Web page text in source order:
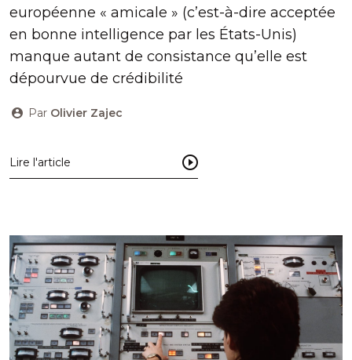
européenne « amicale » (c’est-à-dire acceptée
en bonne intelligence par les États-Unis)
manque autant de consistance qu’elle est
dépourvue de crédibilité
Par Olivier Zajec
Lire l'article